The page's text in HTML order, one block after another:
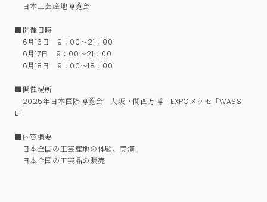
日本工芸産地博覧会
■開催日時
6月16日 9：00～21：00
6月17日 9：00～21：00
6月18日 9：00～18：00
■開催場所
2025年日本国際博覧会 大阪・関西万博 EXPOメッセ「WASS
E」
■内容概要
日本全国の工芸産地の体験、実演
日本全国の工芸品の販売